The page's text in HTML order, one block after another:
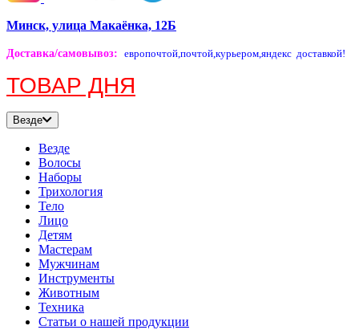
Минск, улица Макаёнка, 12Б
Доставка/самовывоз: европочтой,почтой,курьером,яндекс доставкой!
ТОВАР ДНЯ
Везде
Везде
Волосы
Наборы
Трихология
Тело
Лицо
Детям
Мастерам
Мужчинам
Инструменты
Животным
Техника
Статьи о нашей продукции